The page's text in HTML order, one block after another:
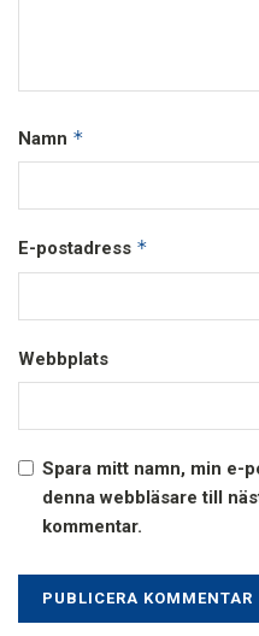
Namn *
E-postadress *
Webbplats
Spara mitt namn, min e-
denna webbläsare till
kommentar.